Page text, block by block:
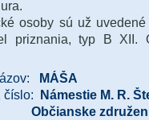
osoby sú už
priznania, typ B XII.
MÁŠA
číslo:
Námestie M. R.
Občianske